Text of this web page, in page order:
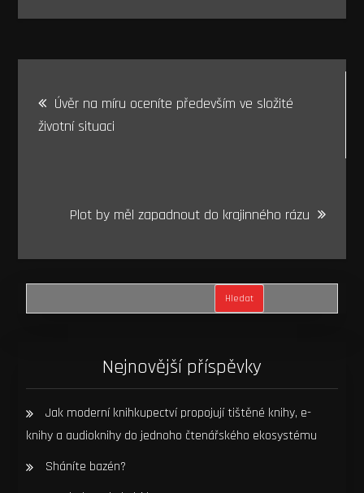
proÚvěr na míru oceníte především ve složité
životní situaci
Plot by měl zapadnout do krajinného rázu
Hledat
Nejnovější příspěvky
Jak moderní knihkupectví propojují tištěné knihy, e-
knihy a audioknihy do jednoho čtenářského ekosystému
Sháníte bazén?